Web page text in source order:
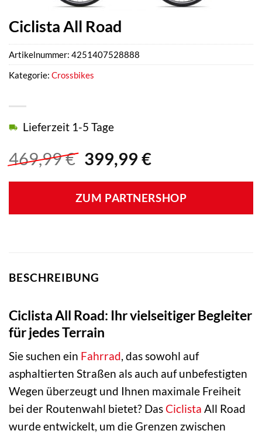
Ciclista All Road
469,99€ Ursprünglicher
war:
469,99 €
399,99 €Aktueller
ist:
399,99 €.
Lieferzeit 1-5 Tage
ZUM PARTNERSHOP
Artikelnummer: 4251407528888
Kategorie: Crossbikes
BESCHREIBUNG
Ciclista All Road: Ihr vielseitiger Begleiter
für jedes Terrain
Sie suchen ein Fahrrad, das sowohl auf
asphaltierten Straßen als auch auf unbefestigten
Wegen überzeugt und Ihnen maximale Freiheit
bei der Routenwahl bietet? DasCiclista All Road
wurde entwickelt, um die Grenzen zwischen